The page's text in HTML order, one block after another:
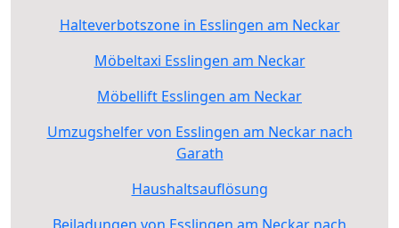
Halteverbotszone in Esslingen am Neckar
Möbeltaxi Esslingen am Neckar
Möbellift Esslingen am Neckar
Umzugshelfer von Esslingen am Neckar nach
Garath
Haushaltsauflösung